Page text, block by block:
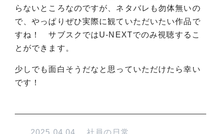
らないところなのですが、ネタバレも勿体無いの
で、やっぱりぜひ実際に観ていただいたい作品で
すね！ サブスクではU-NEXTでのみ視聴するこ
とができます。
少しでも面白そうだなと思っていただけたら幸い
です！